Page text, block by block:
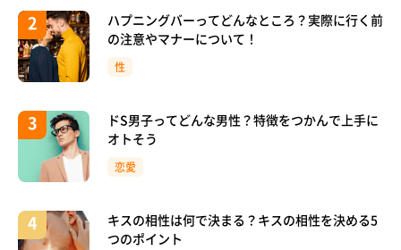
ハプニングバーってどんなところ？実際に行く前
の注意やマナーについて！
性
ドS男子ってどんな男性？特徴をつかんで上手に
オトそう
恋愛
キスの相性は何で決まる？キスの相性を決める5
つのポイント